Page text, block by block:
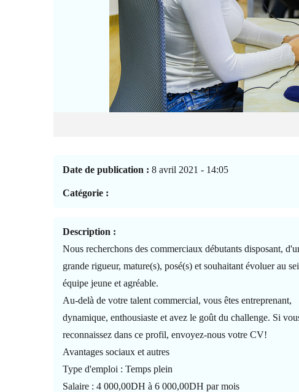
Date de publication : 8 avril 2021 - 14:05
Catégorie :
Description :
Nous recherchons des commerciaux débutants disposant,
grande rigueur, mature(s), posé(s) et souhaitant évoluer au
équipe jeune et agréable.
Au-delà de votre talent commercial, vous êtes entreprenant,
dynamique, enthousiaste et avez le goût du challenge. Si
reconnaissez dans ce profil, envoyez-nous votre CV!
Avantages sociaux et autres
Type d'emploi : Temps plein
Salaire : 4 000,00DH à 6 000,00DH par mois